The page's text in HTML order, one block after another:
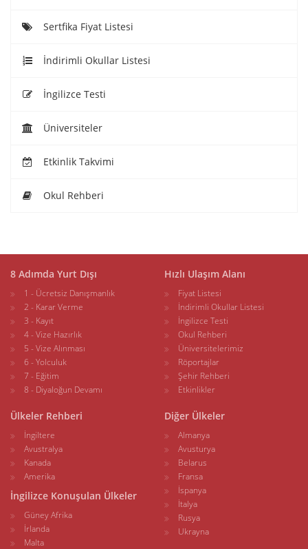
Sertfika Fiyat Listesi
İndirimli Okullar Listesi
İngilizce Testi
Üniversiteler
Etkinlik Takvimi
Okul Rehberi
8 Adımda Yurt Dışı
1 - Ücretsiz Danışmanlık
2 - Karar Verme
3 - Kayıt
4 - Vize Hazırlık
5 - Vize Alınması
6 - Yolculuk
7 - Eğitim
8 - Diyaloğun Devamı
Hızlı Ulaşım Alanı
Fiyat Listesi
İndirimli Okullar Listesi
İngilizce Testi
Okul Rehberi
Üniversitelerimiz
Röportajlar
Şehir Rehberi
Etkinlikler
Ülkeler Rehberi
İngiltere
Avustralya
Kanada
Amerika
İngilizce Konuşulan Ülkeler
Güney Afrika
İrlanda
Malta
Diğer Ülkeler
Almanya
Avusturya
Belarus
Fransa
İspanya
İtalya
Rusya
Ukrayna